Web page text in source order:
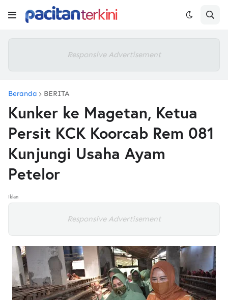
Responsive Advertisement
Beranda BERITA
Kunker ke Magetan, Ketua
Persit KCK Koorcab Rem 081
Kunjungi Usaha Ayam
Petelor
Iklan
Responsive Advertisement